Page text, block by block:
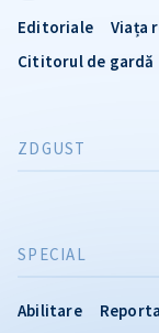
SPECIAL
Abilitare
Editoriale
Viața
Cititorul de gardă
ZDGUST